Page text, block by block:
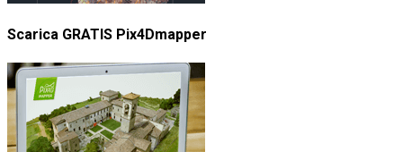
Scarica GRATIS Pix4Dmapper